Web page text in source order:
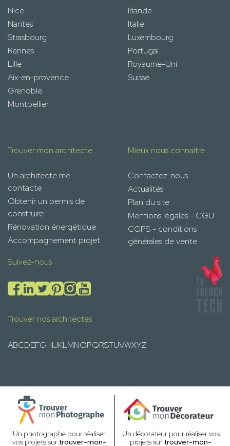
Nice
Nantes
Strasbourg
Rennes
Lille
Aix-en-provence
Grenoble
Montpellier
Irlande
Italie
Luxembourg
Portugal
Royaume-Uni
Suisse
Trouver mon architecte
Un architecte me
contacte
Obtenir un permis de
construire
Rénovation énergétique
Accompagnement projet
Mieux nous connaître
Contactez-nous
Actualités
Plan du site
Mentions légales - CGU
CGPS - conditions
générales de vente
Suivez-nous
Trouver nos architectes
ABCDEFGHIJKLMNOPQRSTUVWXYZ
Un photographe pour réaliser
vos projets surtrouver-mon-
Un décorateur pour réaliser vos
projets surtrouver-mon-